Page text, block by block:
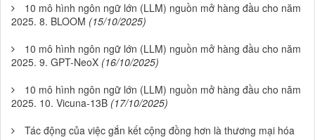
10 mô hình ngôn ngữ lớn (LLM) nguồn mở hàng đầu cho năm
2025. 8. BLOOM (15/10/2025)
10 mô hình ngôn ngữ lớn (LLM) nguồn mở hàng đầu cho năm
2025. 9. GPT-NeoX (16/10/2025)
10 mô hình ngôn ngữ lớn (LLM) nguồn mở hàng đầu cho năm
2025. 10. Vicuna-13B (17/10/2025)
Tác động của việc gắn kết cộng đồng hơn là thương mại hóa